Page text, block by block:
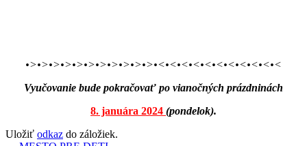
•>•>•>•>•>•>•>•>•>•>•>•<•<•<•<•<•<•<•<•<•<•<
Vyučovanie bude pokračovať po vianočných prázdninách
8. januára 2024 (pondelok).
Uložiť odkaz do záložiek.